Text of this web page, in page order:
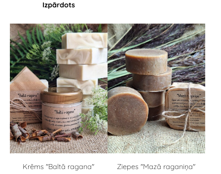
Izpārdots
Krēms "Baltā ragana"
Ziepes "Mazā raganiņa"